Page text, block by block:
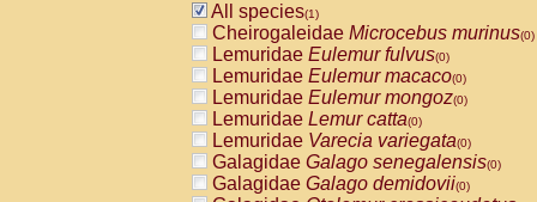
All species(1)
Cheirogaleidae Microcebus murinus(0)
Lemuridae Eulemur fulvus(0)
Lemuridae Eulemur macaco(0)
Lemuridae Eulemur mongoz(0)
Lemuridae Lemur catta(0)
Lemuridae Varecia variegata(0)
Galagidae Galago senegalensis(0)
Galagidae Galago demidovii(0)